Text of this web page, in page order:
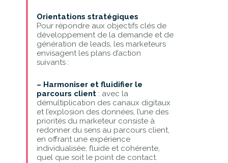
Orientations stratégiques
Pour répondre aux objectifs clés de
développement de la demande et de
génération de leads, les marketeurs
envisagent les plans d’action
suivants :
– Harmoniser et fluidifier le
parcours client: avec la
démultiplication des canaux digitaux
et l’explosion des données, l’une des
priorités du marketeur consiste à
redonner du sens au parcours client,
en offrant une expérience
individualisée, fluide et cohérente,
quel que soit le point de contact.